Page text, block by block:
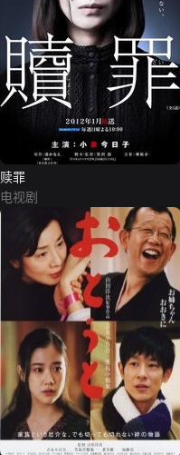
赎罪
电视剧